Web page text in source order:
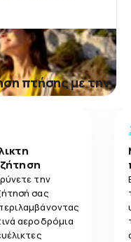
πτήσης με την
την
σας
αεροδρόμια